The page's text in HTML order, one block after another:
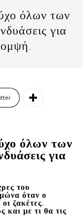
όλων των
για
όλων των
για
του
όταν ο
ζακέτες.
και με τι θα τις